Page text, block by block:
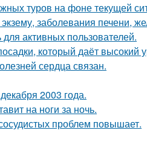
туров на фоне текущей
заболевания печени,
активных пользователей.
который даёт высокий
сердца связан.
2003 года.
на ноги за ночь.
проблем повышает.